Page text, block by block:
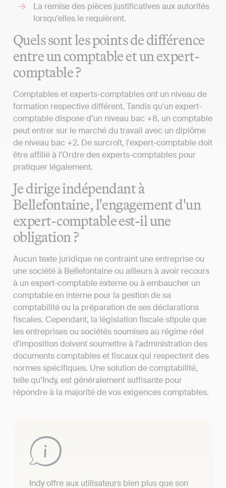
La remise des pièces justificatives aux autorités
lorsqu'elles le requièrent.
Quels sont les points de différence
entre un comptable et un expert-
comptable ?
Comptables et experts-comptables ont un niveau de
formation respective différent. Tandis qu'un expert-
comptable dispose d’un niveau bac +8, un comptable
peut entrer sur le marché du travail avec un diplôme
de niveau bac +2. De surcroît, l'expert-comptable doit
être affilié à l'Ordre des experts-comptables pour
pratiquer légalement.
Je dirige indépendant à
Bellefontaine, l'engagement d'un
expert-comptable est-il une
obligation ?
Aucun texte juridique ne contraint une entreprise ou
une société à Bellefontaine ou ailleurs à avoir recours
à un expert-comptable externe ou à embaucher un
comptable en interne pour la gestion de sa
comptabilité ou la préparation de ses déclarations
fiscales. Cependant, la législation fiscale stipule que
les entreprises ou sociétés soumises au régime réel
d'imposition doivent soumettre à l'administration des
documents comptables et fiscaux qui respectent des
normes spécifiques. Une solution de comptabilité,
telle qu’Indy, est généralement suffisante pour
répondre à la majorité de vos exigences comptables.
Indy offre aux utilisateurs bien plus que son